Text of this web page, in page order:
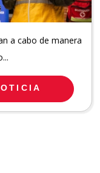
a cabo de manera